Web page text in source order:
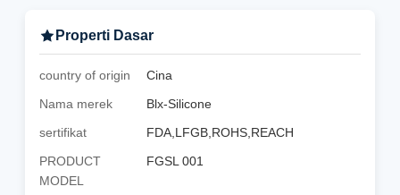
Properti Dasar
country of origin
Cina
Nama merek
Blx-Silicone
sertifikat
FDA,LFGB,ROHS,REACH
PRODUCT
MODEL
FGSL 001